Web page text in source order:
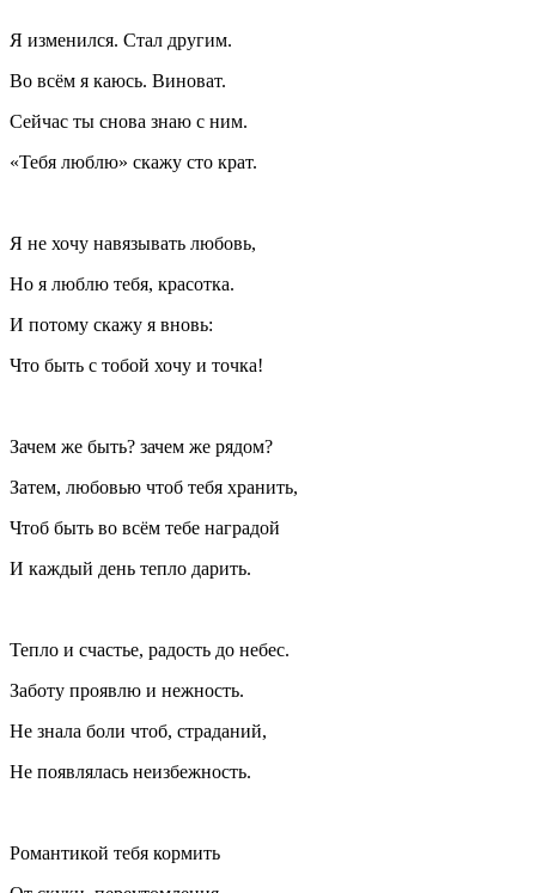
Я изменился. Стал другим.
Во всём я каюсь. Виноват.
Сейчас ты снова знаю с ним.
«Тебя люблю» скажу сто крат.
Я не хочу навязывать любовь,
Но я люблю тебя, красотка.
И потому скажу я вновь:
Что быть с тобой хочу и точка!
Зачем же быть? зачем же рядом?
Затем, любовью чтоб тебя хранить,
Чтоб быть во всём тебе наградой
И каждый день тепло дарить.
Тепло и счастье, радость до небес.
Заботу проявлю и нежность.
Не знала боли чтоб, страданий,
Не появлялась неизбежность.
Романтикой тебя кормить